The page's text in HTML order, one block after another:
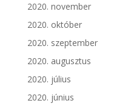
2020. november
2020. október
2020. szeptember
2020. augusztus
2020. július
2020. június